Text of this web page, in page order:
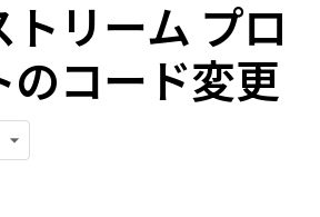
トリーム プロ
のコード変更